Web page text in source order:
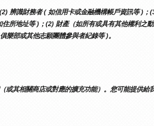
辨識財務者 ( 如信用卡或金融機構帳戶資訊等 )；
所地址等 )；(2) 財產（如所有或具有其他權利之
樂部或其他志願團體參與者紀錄等 )。
或其相關商店或對應的擴充功能）。您可能提供給